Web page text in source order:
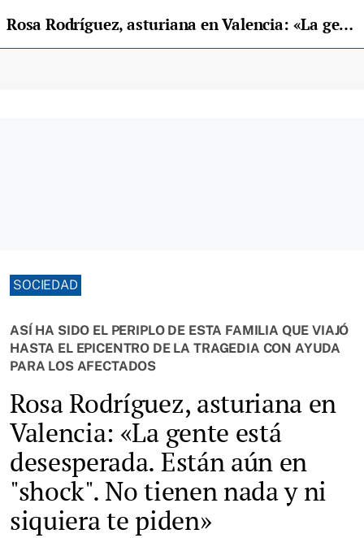
Rosa Rodríguez, asturiana en Valencia: «La gente está desesperada. Están aún en "shock". No tienen nada y ni siquiera te piden»
SOCIEDAD
ASÍ HA SIDO EL PERIPLO DE ESTA FAMILIA QUE VIAJÓ
HASTA EL EPICENTRO DE LA TRAGEDIA CON AYUDA
PARA LOS AFECTADOS
Rosa Rodríguez, asturiana en
Valencia: «La gente está
desesperada. Están aún en
"shock". No tienen nada y ni
siquiera te piden»